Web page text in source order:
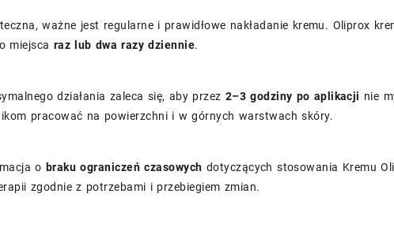
ważne jest regularne i prawidłowe nakładanie kremu. Oliprox
miejsca raz lub dwa razy dziennie.
działania zaleca się, aby przez 2–3 godziny po aplikacji nie
pracować na powierzchni i w górnych warstwach skóry.
o braku ograniczeń czasowych dotyczących stosowania Kremu
zgodnie z potrzebami i przebiegiem zmian.